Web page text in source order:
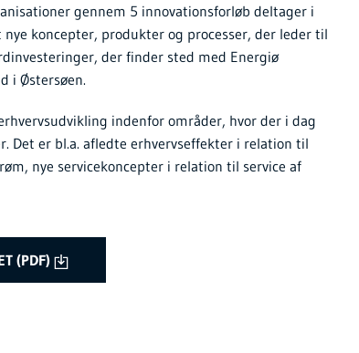
gennem 5 innovationsforløb deltager i
koncepter, produkter og processer, der leder til
der finder sted med Energiø
i Østersøen.
indenfor områder, hvor der i dag
Det er bl.a. afledte erhvervseffekter i relation til
nye servicekoncepter i relation til service af
(PDF)